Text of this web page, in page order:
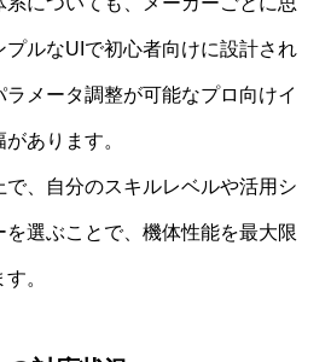
ルなUIで初心者向けに設計され
メータ調整が可能なプロ向けイ
あります。
で、自分のスキルレベルや活用シ
選ぶことで、機体性能を最大限
。